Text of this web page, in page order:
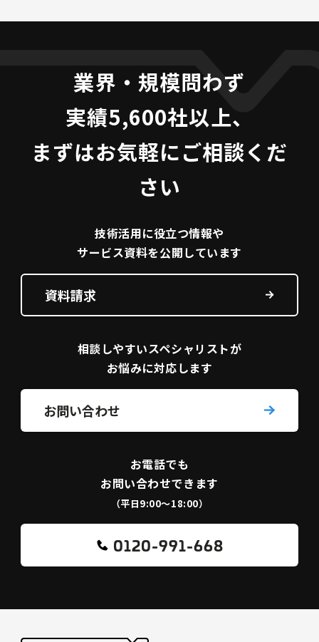
業界・規模問わず
実績5,600社以上、
まずはお気軽にご相談くだ
さい
技術活用に役立つ情報や
サービス資料を公開しています
資料請求
相談しやすいスペシャリストが
お悩みに対応します
お問い合わせ
お電話でも
お問い合わせできます
（平日9:00〜18:00）
0120-991-668